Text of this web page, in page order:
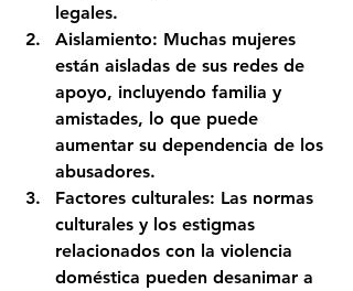
legales.
Aislamiento: Muchas mujeres
están aisladas de sus redes de
apoyo, incluyendo familia y
amistades, lo que puede
aumentar su dependencia de los
abusadores.
Factores culturales: Las normas
culturales y los estigmas
relacionados con la violencia
doméstica pueden desanimar a